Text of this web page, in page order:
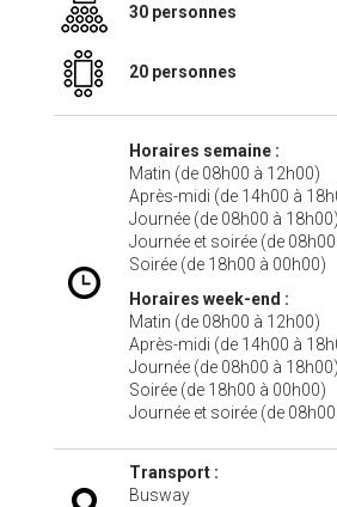
30 personnes
20 personnes
Horaires semaine :
Matin (de 08h00 à 12h00)
Après-midi (de 14h00 à
Journée (de 08h00 à 18h00)
Journée et soirée (de
Soirée (de 18h00 à 00h00)
Horaires week-end :
Matin (de 08h00 à 12h00)
Après-midi (de 14h00 à
Journée (de 08h00 à 18h00)
Soirée (de 18h00 à 00h00)
Journée et soirée (de
Transport :
Busway